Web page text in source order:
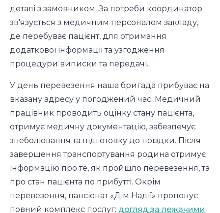
деталі з замовником. За потреби координатор
зв'язується з медичним персоналом закладу,
де перебуває пацієнт, для отримання
додаткової інформації та узгодження
процедури виписки та передачі.
У день перевезення наша бригада прибуває на
вказану адресу у погоджений час. Медичний
працівник проводить оцінку стану пацієнта,
отримує медичну документацію, забезпечує
знеболювання та підготовку до поїздки. Після
завершення транспортування родина отримує
інформацію про те, як пройшло перевезення, та
про стан пацієнта по прибутті. Окрім
перевезення, пансіонат «Дім Надії» пропонує
повний комплекс послуг: догляд за лежачими